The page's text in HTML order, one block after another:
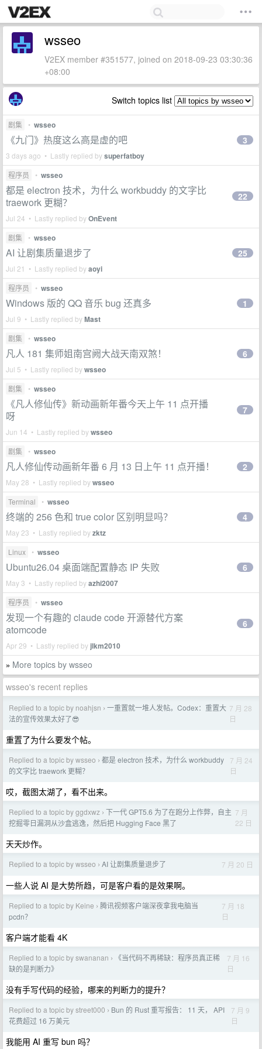
wsseo
V2EX member #351577, joined on 2018-09-23 03:30:36
+08:00
Switch topics list
剧集 • wsseo
《九门》热度这么高是虚的吧
3 days ago • Lastly replied bysuperfatboy
3
程序员 • wsseo
都是 electron 技术，为什么 workbuddy 的文字比
traework 更糊？
Jul 24 • Lastly replied byOnEvent
22
剧集 • wsseo
AI 让剧集质量退步了
Jul 21 • Lastly replied byaoyi
25
程序员 • wsseo
Windows 版的 QQ 音乐 bug 还真多
Jul 9 • Lastly replied byMast
1
剧集 • wsseo
凡人 181 集师姐南宫阙大战天南双煞！
Jul 5 • Lastly replied bywsseo
6
剧集 • wsseo
《凡人修仙传》新动画新年番今天上午 11 点开播
呀
Jun 14 • Lastly replied bywsseo
7
剧集 • wsseo
凡人修仙传动画新年番 6 月 13 日上午 11 点开播！
May 28 • Lastly replied bywsseo
2
Terminal • wsseo
终端的 256 色和 true color 区别明显吗？
May 23 • Lastly replied byzktz
4
Linux • wsseo
Ubuntu26.04 桌面端配置静态 IP 失败
May 3 • Lastly replied byazhi2007
6
程序员 • wsseo
发现一个有趣的 claude code 开源替代方案
atomcode
Apr 29 • Lastly replied by jlkm2010
6
» More topics by wsseo
wsseo's recent replies
Replied to a topic by noahjsn › 一重置就一堆人发帖。Codex：重置大
法的宣传效果太好了😎
7 月 28
日
重置了为什么要发个帖。
Replied to a topic by wsseo › 都是 electron 技术，为什么 workbuddy
的文字比 traework 更糊？
7 月 24
日
哎，截图太湖了，看不出来。
Replied to a topic by ggdxwz › 下一代 GPT5.6 为了在跑分上作弊，自主
挖掘零日漏洞从沙盒逃逸，然后把 Hugging Face 黑了
7 月
22 日
天天炒作。
Replied to a topic by wsseo › AI 让剧集质量退步了 7 月 20 日
一些人说 AI 是大势所趋，可是客户看的是效果啊。
Replied to a topic by Keine › 腾讯视频客户端深夜拿我电脑当
pcdn？
7 月 18
日
客户端才能看 4K
Replied to a topic by swananan ›
《当代码不再稀缺：程序员真正稀
缺的是判断力》
7 月 16
日
没有手写代码的经验，哪来的判断力的提升？
Replied to a topic by street000 › Bun 的 Rust 重写报告： 11 天， API
花费超过 16 万美元
7 月 9
日
我能用 AI 重写 bun 吗？